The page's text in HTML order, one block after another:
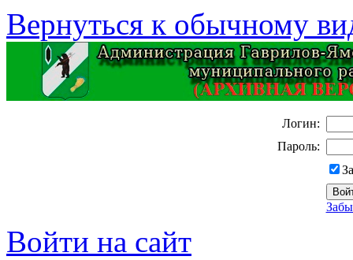
Вернуться к обычному
Логин:
Пароль:
Войти на сайт